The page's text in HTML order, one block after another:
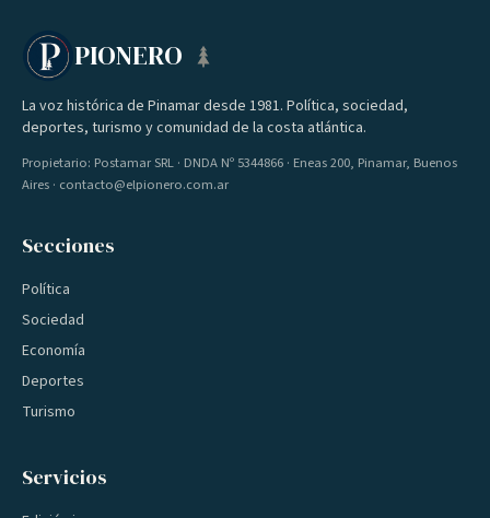
PIONERO
La voz histórica de Pinamar desde 1981. Política, sociedad,
deportes, turismo y comunidad de la costa atlántica.
Propietario: Postamar SRL · DNDA Nº 5344866 · Eneas 200, Pinamar, Buenos
Aires · contacto@elpionero.com.ar
Secciones
Política
Sociedad
Economía
Deportes
Turismo
Servicios